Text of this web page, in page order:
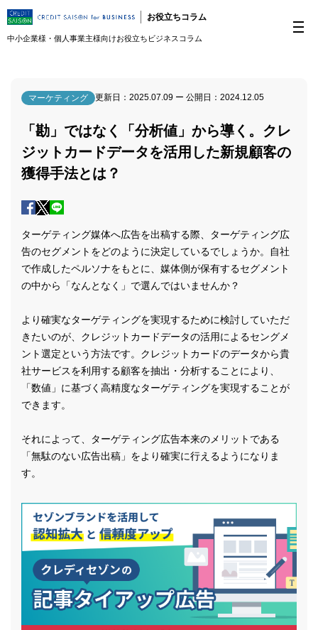
お役立ちコラム
中小企業様・個人事業主様向けお役立ちビジネスコラム
マーケティング 更新日： 2025.07.09 ー 公開日： 2024.12.05
「勘」ではなく「分析値」から導く。クレ
ジットカードデータを活用した新規顧客の
獲得手法とは？
ターゲティング媒体へ広告を出稿する際、ターゲティング広
告のセグメントをどのように決定しているでしょうか。自社
で作成したペルソナをもとに、媒体側が保有するセグメント
の中から「なんとなく」で選んではいませんか？
より確実なターゲティングを実現するために検討していただ
きたいのが、クレジットカードデータの活用によるセングメ
ント選定という方法です。クレジットカードのデータから貴
社サービスを利用する顧客を抽出・分析することにより、
「数値」に基づく高精度なターゲティングを実現することが
できます。
それによって、ターゲティング広告本来のメリットである
「無駄のない広告出稿」をより確実に行えるようになりま
す。